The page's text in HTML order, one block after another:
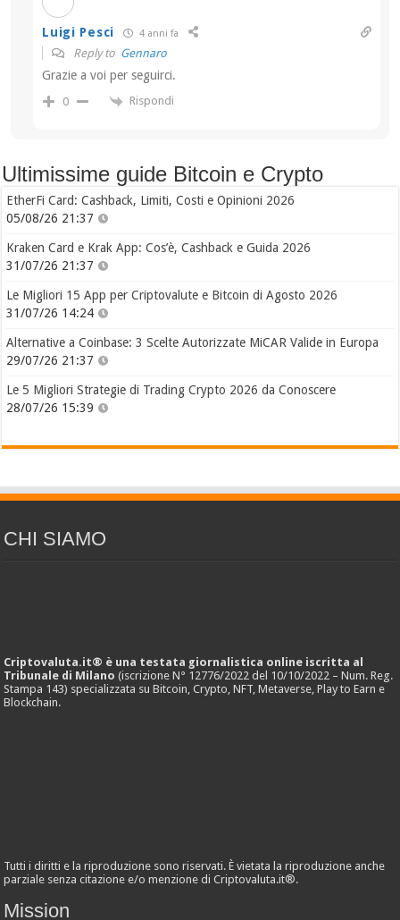
Luigi Pesci 4 anni fa
Reply to Gennaro
Grazie a voi per seguirci.
0 Rispondi
Ultimissime guide Bitcoin e Crypto
EtherFi Card: Cashback, Limiti, Costi e Opinioni 2026
05/08/26 21:37
Kraken Card e Krak App: Cos’è, Cashback e Guida 2026
31/07/26 21:37
Le Migliori 15 App per Criptovalute e Bitcoin di Agosto 2026
31/07/26 14:24
Alternative a Coinbase: 3 Scelte Autorizzate MiCAR Valide in Europa
29/07/26 21:37
Le 5 Migliori Strategie di Trading Crypto 2026 da Conoscere
28/07/26 15:39
CHI SIAMO
Criptovaluta.it® è una testata giornalistica online iscritta al
Tribunale di Milano (iscrizione N° 12776/2022 del 10/10/2022 – Num. Reg.
Stampa 143) specializzata su Bitcoin, Crypto, NFT, Metaverse, Play to Earn e
Blockchain.
Tutti i diritti e la riproduzione sono riservati. È vietata la riproduzione anche
parziale senza citazione e/o menzione di Criptovaluta.it®.
Mission